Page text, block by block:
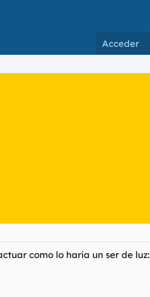
Acceder
como lo haría un ser de luz: